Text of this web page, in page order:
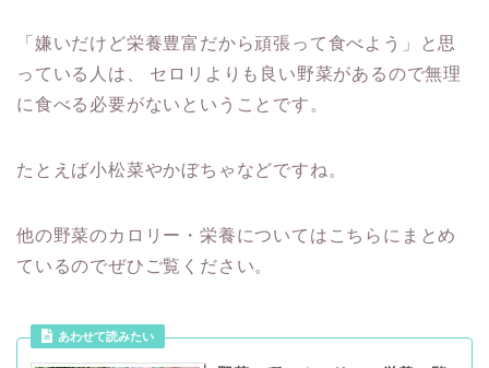
「嫌いだけど栄養豊富だから頑張って食べよう」と思
っている人は、
セロリよりも良い野菜があるので無理
に食べる必要がないということです。
たとえば小松菜やかぼちゃなどですね。
他の野菜のカロリー・栄養についてはこちらにまとめ
ているのでぜひご覧ください。
あわせて読みたい